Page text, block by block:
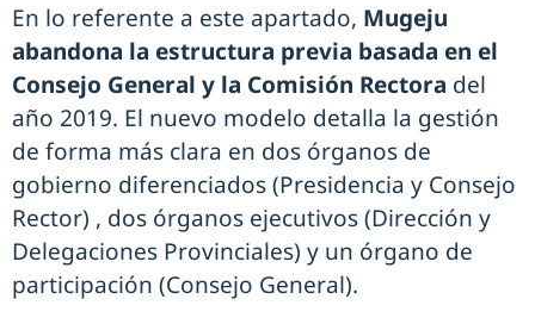
En lo referente a este apartado, Mugeju
abandona la estructura previa basada en el
Consejo General y la Comisión Rectora del
año 2019. El nuevo modelo detalla la gestión
de forma más clara en dos órganos de
gobierno diferenciados (Presidencia y Consejo
Rector) , dos órganos ejecutivos (Dirección y
Delegaciones Provinciales) y un órgano de
participación (Consejo General).